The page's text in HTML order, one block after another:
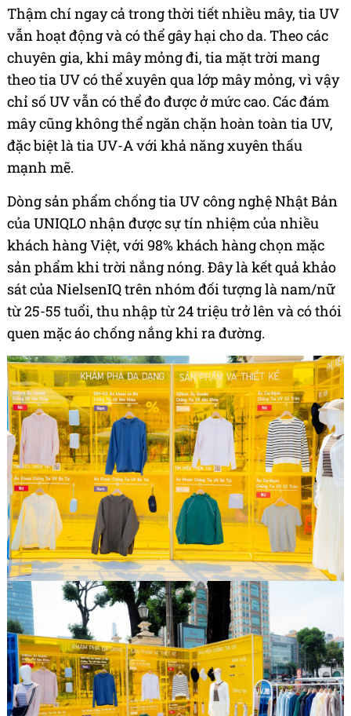
Thậm chí ngay cả trong thời tiết nhiều mây, tia UV
vẫn hoạt động và có thể gây hại cho da. Theo các
chuyên gia, khi mây mỏng đi, tia mặt trời mang
theo tia UV có thể xuyên qua lớp mây mỏng, vì vậy
chỉ số UV vẫn có thể đo được ở mức cao. Các đám
mây cũng không thể ngăn chặn hoàn toàn tia UV,
đặc biệt là tia UV-A với khả năng xuyên thấu
mạnh mẽ.
Dòng sản phẩm chống tia UV công nghệ Nhật Bản
của UNIQLO nhận được sự tín nhiệm của nhiều
khách hàng Việt, với 98% khách hàng chọn mặc
sản phẩm khi trời nắng nóng. Đây là kết quả khảo
sát của NielsenIQ trên nhóm đối tượng là nam/nữ
từ 25-55 tuổi, thu nhập từ 24 triệu trở lên và có thói
quen mặc áo chống nắng khi ra đường.